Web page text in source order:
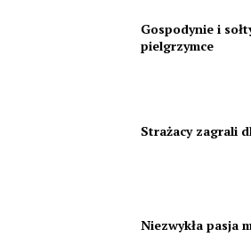
Gospodynie i
pielgrzymce
Strażacy zagrali
Niezwykła pasja